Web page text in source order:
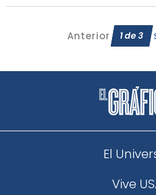
Anterior 1de3
El
Vive